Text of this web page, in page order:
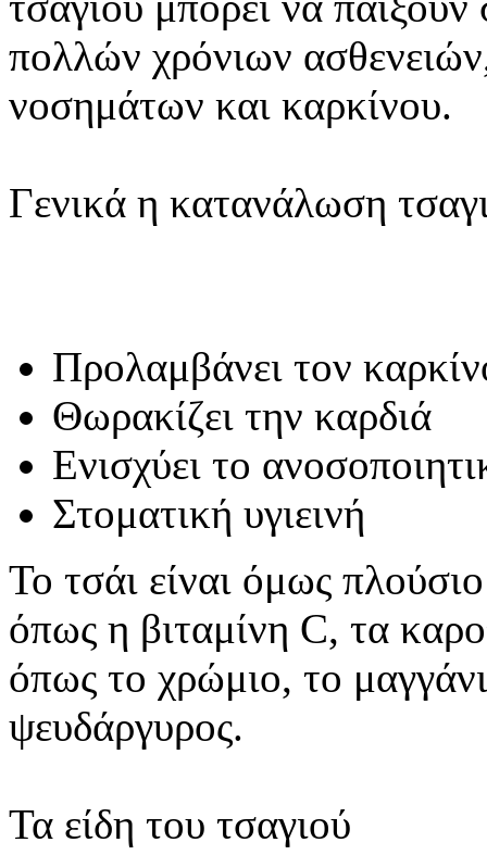
πολλών χρόνιων
νοσημάτων και καρκίνου.
Γενικά η κατανάλωση
Προλαμβάνει τον
Θωρακίζει την καρδιά
Ενισχύει το
Στοματική υγιεινή
Το τσάι είναι όμως
όπως η βιταμίνη C, τα
όπως το χρώμιο, το
ψευδάργυρος.
Τα είδη του τσαγιού